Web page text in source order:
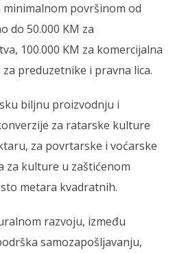
površinom od
do 50.000 KM za
100.000 KM za komercijalna
preduzetnike i pravna lica.
biljnu proizvodnju i
za ratarske kulture
za povrtarske i voćarske
za kulture u zaštićenom
metara kvadratnih.
razvoju, između
samozapošljavanju,